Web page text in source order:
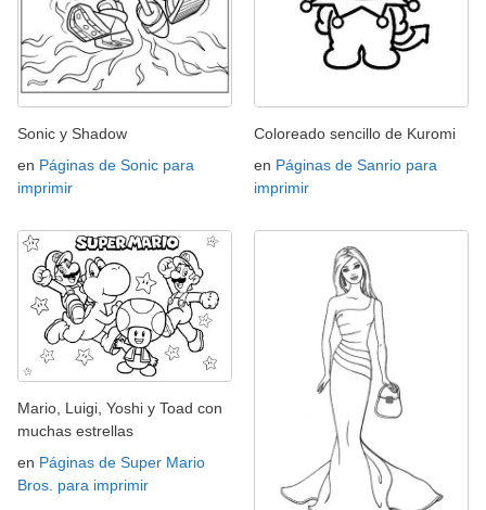
Sonic y Shadow
en Páginas de Sonic para
imprimir
Coloreado sencillo de Kuromi
en Páginas de Sanrio para
imprimir
Mario, Luigi, Yoshi y Toad con
muchas estrellas
en Páginas de Super Mario
Bros. para imprimir